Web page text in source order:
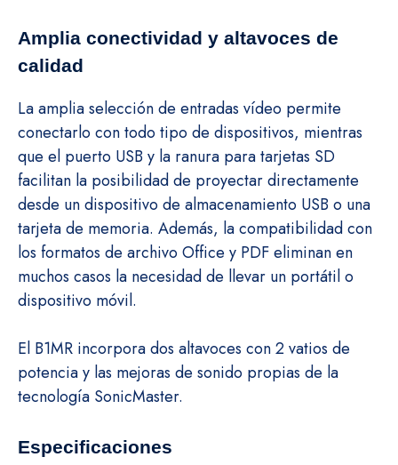
Amplia conectividad y altavoces de
calidad
La amplia selección de entradas vídeo permite
conectarlo con todo tipo de dispositivos, mientras
que el puerto USB y la ranura para tarjetas SD
facilitan la posibilidad de proyectar directamente
desde un dispositivo de almacenamiento USB o una
tarjeta de memoria. Además, la compatibilidad con
los formatos de archivo Office y PDF eliminan en
muchos casos la necesidad de llevar un portátil o
dispositivo móvil.
El B1MR incorpora dos altavoces con 2 vatios de
potencia y las mejoras de sonido propias de la
tecnología SonicMaster.
Especificaciones